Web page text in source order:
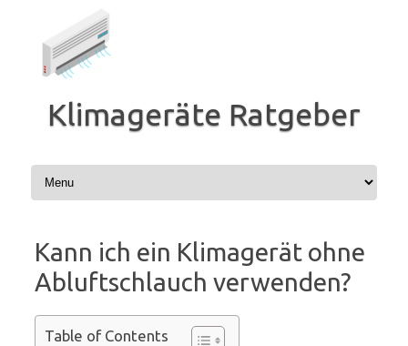
Klimageräte Ratgeber
Kann ich ein Klimagerät ohne
Abluftschlauch verwenden?
Table of Contents